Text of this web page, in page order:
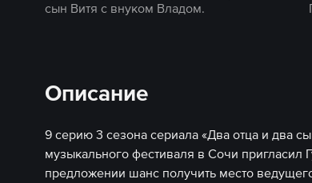
сын Витя с внуком Владом.
Описание
9 серию 3 сезона сериала «Два отца и два
музыкального фестиваля в Сочи пригласил
предложении шанс получить место